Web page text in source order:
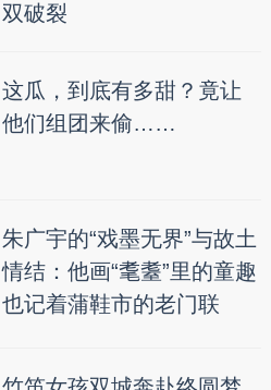
双破裂
这瓜，到底有多甜？竟让
他们组团来偷……
朱广宇的“戏墨无界”与故土
情结：他画“耄耋”里的童趣
也记着蒲鞋市的老门联